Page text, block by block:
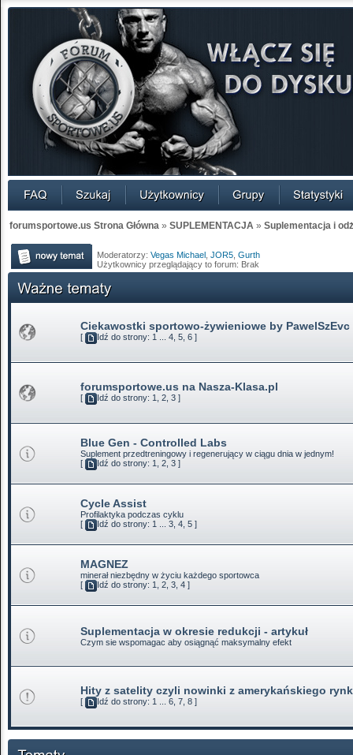
forumsportowe.us Strona Główna » SUPLEMENTACJA » Suplementacja i
Moderatorzy: Vegas Michael JOR5 Gurth
Użytkownicy przeglądający to forum: Brak
Ciekawostki sportowo-żywieniowe by PawelSzEvc
[ Idź do strony: 1 ... 4, 5, 6 ]
forumsportowe.us na Nasza-Klasa.pl
[ Idź do strony: 1, 2, 3 ]
Blue Gen - Controlled Labs
Suplement przedtreningowy i regenerujący w ciągu dnia w jednym!
[
Idź do strony: 1, 2, 3 ]
Cycle Assist
Profilaktyka podczas cyklu
[
Idź do strony: 1 ... 3, 4, 5 ]
MAGNEZ
minerał niezbędny w życiu każdego sportowca
[
Idź do strony: 1, 2, 3, 4 ]
Suplementacja w okresie redukcji - artykuł
Czym sie wspomagac aby osiągnąć maksymalny efekt
Hity z satelity czyli nowinki z amerykańskiego
[ Idź do strony: 1 ... 6, 7, 8 ]